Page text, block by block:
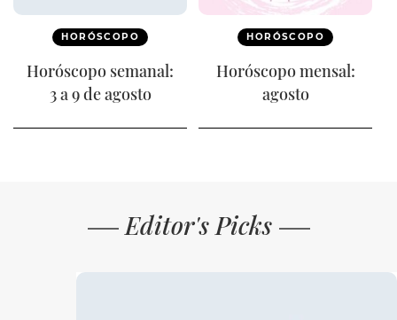
HORÓSCOPO
Horóscopo semanal:
3 a 9 de agosto
HORÓSCOPO
Horóscopo mensal:
agosto
Editor's Picks